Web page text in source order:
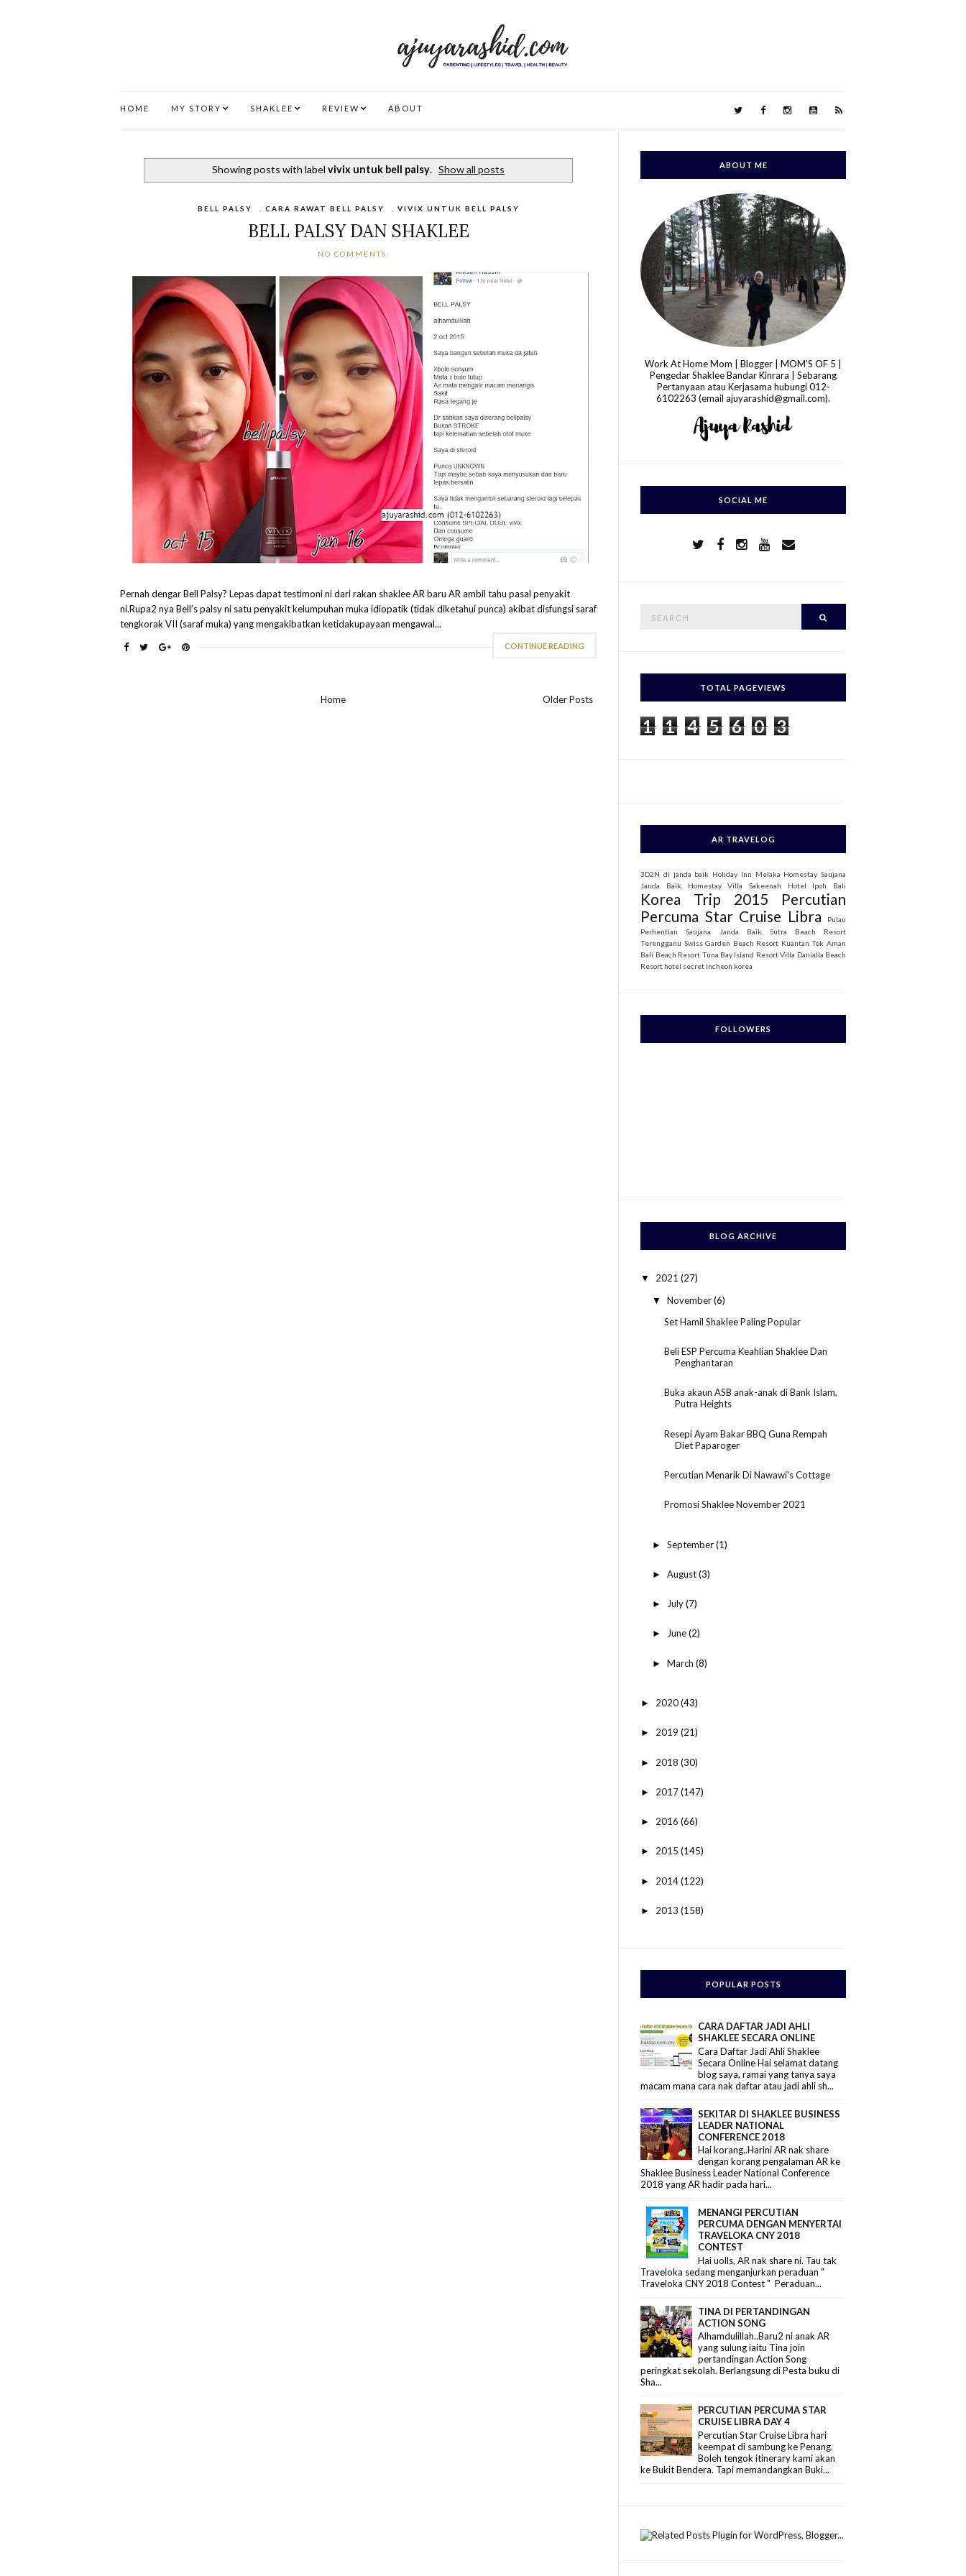
HOME MY STORY SHAKLEE REVIEW ABOUT
Showing posts with labelvivix untuk bell palsy. Show all posts
BELL PALSY CARA RAWAT BELL PALSY VIVIX UNTUK BELL PALSY
BELL PALSY DAN SHAKLEE
NO COMMENTS:
Pernah dengar Bell Palsy? Lepas dapat testimoni ni dari rakan shaklee AR baru AR ambil tahu pasal penyakit
ni.Rupa2 nya Bell’s palsy ni satu penyakit kelumpuhan muka idiopatik (tidak diketahui punca) akibat disfungsi saraf
tengkorak VII (saraf muka) yang mengakibatkan ketidakupayaan mengawal...
CONTINUE READING
Older Posts
Home
ABOUT ME
Work At Home Mom | Blogger | MOM'S OF 5 |
Pengedar Shaklee Bandar Kinrara | Sebarang
Pertanyaan atau Kerjasama hubungi 012-
6102263 (email ajuyarashid@gmail.com).
SOCIAL ME
r
TOTAL PAGEVIEWS
1 1 4 5 6 0 3
AR TRAVELOG
3D2N di janda baik Holiday Inn Melaka Homestay Saujana
Janda Baik
Homestay Villa Sakeenah Hotel Ipoh Bali
Korea Trip 2015
Percutian
Percuma Star Cruise Libra
Pulau
Perhentian
Saujana Janda Baik
Sutra Beach Resort
Terengganu Swiss Garden Beach Resort Kuantan Tok Aman
Bali Beach Resort Tuna Bay Island Resort Villa Danialla Beach
Resort hotel secret incheon korea
FOLLOWERS
BLOG ARCHIVE
▼ 2021(27)
▼ November(6)
Set Hamil Shaklee Paling Popular
Beli ESP Percuma Keahlian Shaklee Dan
Penghantaran
Buka akaun ASB anak-anak di Bank Islam,
Putra Heights
Resepi Ayam Bakar BBQ Guna Rempah
Diet Paparoger
Percutian Menarik Di Nawawi's Cottage
Promosi Shaklee November 2021
► September(1)
► August(3)
► July(7)
► June(2)
► March (8)
► 2020(43)
► 2019(21)
► 2018(30)
► 2017(147)
► 2016(66)
► 2015(145)
► 2014(122)
► 2013(158)
POPULAR POSTS
CARA DAFTAR JADI AHLI
SHAKLEE SECARA ONLINE
Cara Daftar Jadi Ahli Shaklee
Secara Online Hai selamat datang
blog saya, ramai yang tanya saya
macam mana cara nak daftar atau jadi ahli sh...
SEKITAR DI SHAKLEE BUSINESS
LEADER NATIONAL
CONFERENCE 2018
Hai korang..Harini AR nak share
dengan korang pengalaman AR ke
Shaklee Business Leader National Conference
2018 yang AR hadir pada hari...
MENANGI PERCUTIAN
PERCUMA DENGAN MENYERTAI
TRAVELOKA CNY 2018
CONTEST
Hai uolls, AR nak share ni. Tau tak
Traveloka sedang menganjurkan peraduan "
Traveloka CNY 2018 Contest " Peraduan...
TINA DI PERTANDINGAN
ACTION SONG
Alhamdulillah..Baru2 ni anak AR
yang sulung iaitu Tina join
pertandingan Action Song
peringkat sekolah. Berlangsung di Pesta buku di
Sha...
PERCUTIAN PERCUMA STAR
CRUISE LIBRA DAY 4
Percutian Star Cruise Libra hari
keempat di sambung ke Penang.
Boleh tengok itinerary kami akan
ke Bukit Bendera. Tapi memandangkan Buki...